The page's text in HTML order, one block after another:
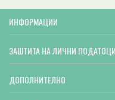
ИНФОРМАЦИИ
ЗАШТИТА НА ЛИЧНИ ПОДАТОЦИ
ДОПОЛНИТЕЛНО